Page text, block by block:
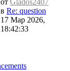
от Glados2407
в Re: question
17 Мар 2026,
18:42:33